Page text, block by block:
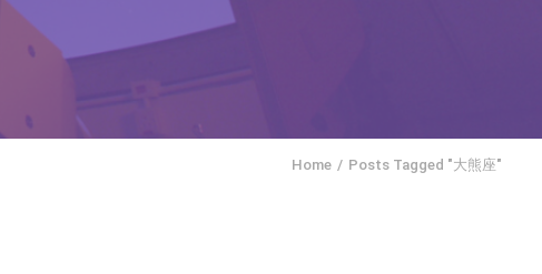
Home Posts Tagged "大熊座"